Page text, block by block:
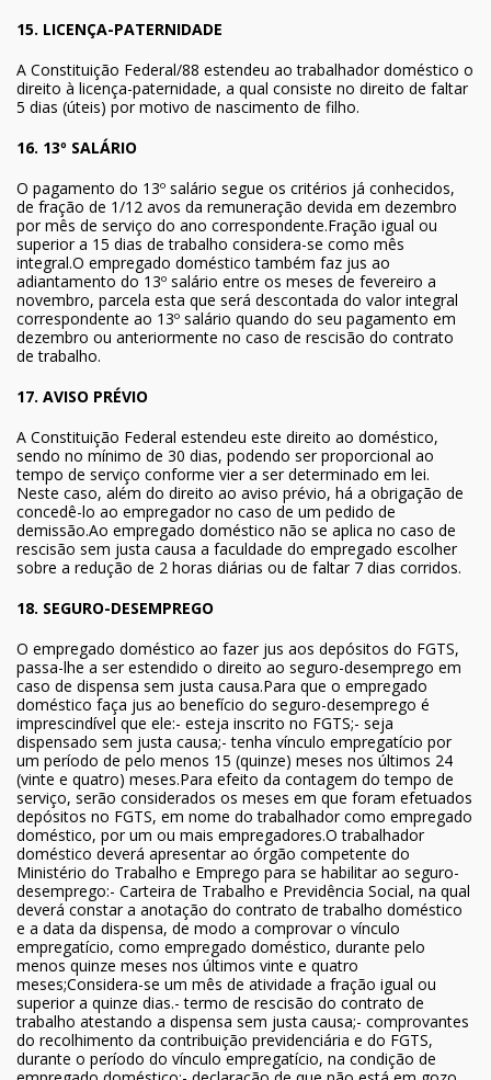
15. LICENÇA-PATERNIDADE
A Constituição Federal/88 estendeu ao trabalhador doméstico o
direito à licença-paternidade, a qual consiste no direito de faltar
5 dias (úteis) por motivo de nascimento de filho.
16. 13º SALÁRIO
O pagamento do 13º salário segue os critérios já conhecidos,
de fração de 1/12 avos da remuneração devida em dezembro
por mês de serviço do ano correspondente.Fração igual ou
superior a 15 dias de trabalho considera-se como mês
integral.O empregado doméstico também faz jus ao
adiantamento do 13º salário entre os meses de fevereiro a
novembro, parcela esta que será descontada do valor integral
correspondente ao 13º salário quando do seu pagamento em
dezembro ou anteriormente no caso de rescisão do contrato
de trabalho.
17. AVISO PRÉVIO
A Constituição Federal estendeu este direito ao doméstico,
sendo no mínimo de 30 dias, podendo ser proporcional ao
tempo de serviço conforme vier a ser determinado em lei.
Neste caso, além do direito ao aviso prévio, há a obrigação de
concedê-lo ao empregador no caso de um pedido de
demissão.Ao empregado doméstico não se aplica no caso de
rescisão sem justa causa a faculdade do empregado escolher
sobre a redução de 2 horas diárias ou de faltar 7 dias corridos.
18. SEGURO-DESEMPREGO
O empregado doméstico ao fazer jus aos depósitos do FGTS,
passa-lhe a ser estendido o direito ao seguro-desemprego em
caso de dispensa sem justa causa.Para que o empregado
doméstico faça jus ao benefício do seguro-desemprego é
imprescindível que ele:- esteja inscrito no FGTS;- seja
dispensado sem justa causa;- tenha vínculo empregatício por
um período de pelo menos 15 (quinze) meses nos últimos 24
(vinte e quatro) meses.Para efeito da contagem do tempo de
serviço, serão considerados os meses em que foram efetuados
depósitos no FGTS, em nome do trabalhador como empregado
doméstico, por um ou mais empregadores.O trabalhador
doméstico deverá apresentar ao órgão competente do
Ministério do Trabalho e Emprego para se habilitar ao seguro-
desemprego:- Carteira de Trabalho e Previdência Social, na qual
deverá constar a anotação do contrato de trabalho doméstico
e a data da dispensa, de modo a comprovar o vínculo
empregatício, como empregado doméstico, durante pelo
menos quinze meses nos últimos vinte e quatro
meses;Considera-se um mês de atividade a fração igual ou
superior a quinze dias.- termo de rescisão do contrato de
trabalho atestando a dispensa sem justa causa;- comprovantes
do recolhimento da contribuição previdenciária e do FGTS,
durante o período do vínculo empregatício, na condição de